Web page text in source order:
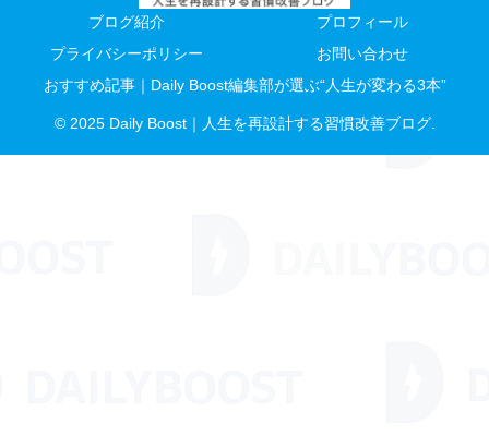
ブログ紹介
プロフィール
プライバシーポリシー
お問い合わせ
おすすめ記事｜Daily Boost編集部が選ぶ“人生が変わる3本”
© 2025 Daily Boost｜人生を再設計する習慣改善ブログ.